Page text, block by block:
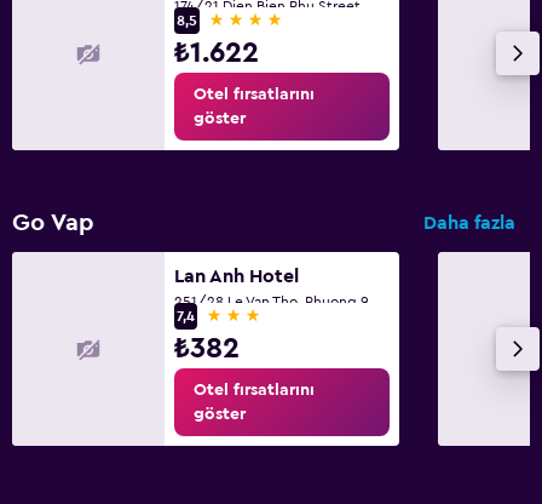
8,5
4 yıldız
₺1.622
Otel fırsatlarını
göster
Go Vap Daha fazla
Lan Anh Hotel
7,4
3 yıldız
₺382
Otel fırsatlarını
göster